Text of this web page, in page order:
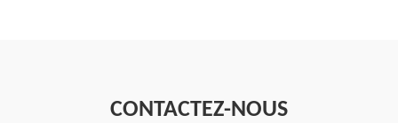
CONTACTEZ-NOUS